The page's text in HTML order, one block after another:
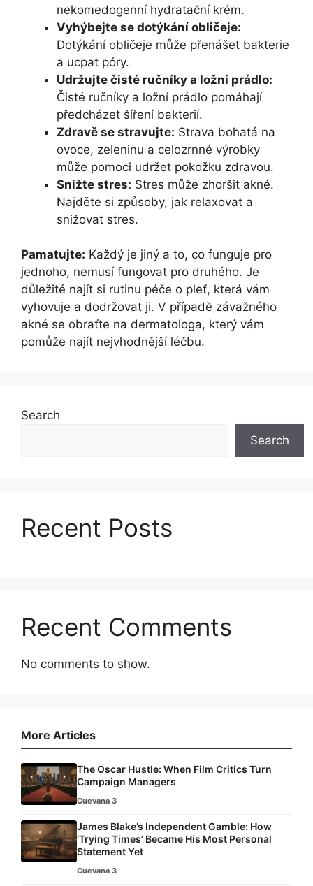
nekomedogenní hydratační krém.
Vyhýbejte se dotýkání obličeje:
Dotýkání obličeje může přenášet bakterie
a ucpat póry.
Udržujte čisté ručníky a ložní prádlo:
Čisté ručníky a ložní prádlo pomáhají
předcházet šíření bakterií.
Zdravě se stravujte: Strava bohatá na
ovoce, zeleninu a celozrnné výrobky
může pomoci udržet pokožku zdravou.
Snižte stres: Stres může zhoršit akné.
Najděte si způsoby, jak relaxovat a
snižovat stres.
Pamatujte: Každý je jiný a to, co funguje pro
jednoho, nemusí fungovat pro druhého. Je
důležité najít si rutinu péče o pleť, která vám
vyhovuje a dodržovat ji. V případě závažného
akné se obraťte na dermatologa, který vám
pomůže najít nejvhodnější léčbu.
Search
Search
Recent Posts
Recent Comments
No comments to show.
More Articles
The Oscar Hustle: When Film Critics Turn
Campaign Managers
Cuevana 3
James Blake’s Independent Gamble: How
‘Trying Times’ Became His Most Personal
Statement Yet
Cuevana 3